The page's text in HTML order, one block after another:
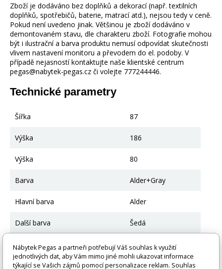
Zboží je dodáváno bez doplňků a dekorací (např. textilních
doplňků, spotřebičů, baterie, matrací atd.), nejsou tedy v ceně.
Pokud není uvedeno jinak. Většinou je zboží dodáváno v
demontovaném stavu, dle charakteru zboží. Fotografie mohou
být i ilustrační a barva produktu nemusí odpovídat skutečnosti
vlivem nastavení monitoru a převodem do el. podoby. V
případě nejasností kontaktujte naše klientské centrum
pegas@nabytek-pegas.cz či volejte 777244446.
Technické parametry
Šířka 87
Výška 186
Výška 80
Barva Alder+Gray
Hlavní barva Alder
Další barva Šedá
Materiál
Borovicové dřevo;
nábytková deska
Nábytek Pegas a partneři potřebují Váš souhlas k využití
jednotlivých dat, aby Vám mimo jiné mohli ukazovat informace
týkající se Vašich zájmů pomocí personalizace reklam. Souhlas